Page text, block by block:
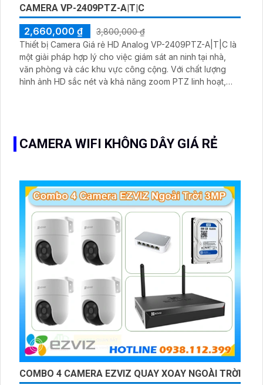
CAMERA VP-2409PTZ-A|T|C
2,660,000 ₫
3,800,000 ₫
Thiết bị Camera Giá rẻ HD Analog VP-2409PTZ-A|T|C là
một giải pháp hợp lý cho việc giám sát an ninh tại nhà,
văn phòng và các khu vực công cộng. Với chất lượng
hình ảnh HD sắc nét và khả năng zoom PTZ linh hoạt,
CAMERA WIFI KHÔNG DÂY GIÁ RẺ
COMBO 4 CAMERA EZVIZ QUAY XOAY NGOÀI TRỜI